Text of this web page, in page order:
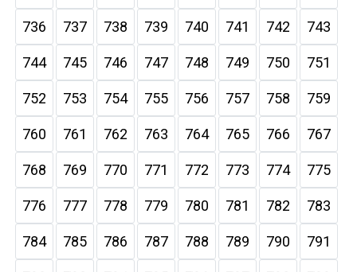
736 737 738 739 740 741 742 743
744 745 746 747 748 749 750 751
752 753 754 755 756 757 758 759
760 761 762 763 764 765 766 767
768 769 770 771 772 773 774 775
776 777 778 779 780 781 782 783
784 785 786 787 788 789 790 791